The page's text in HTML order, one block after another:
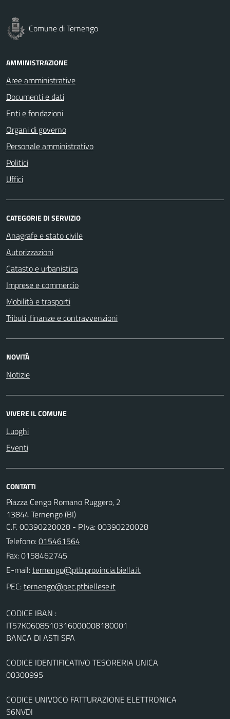
Comune di Ternengo
AMMINISTRAZIONE
Aree amministrative
Documenti e dati
Enti e fondazioni
Organi di governo
Personale amministrativo
Politici
Uffici
CATEGORIE DI SERVIZIO
Anagrafe e stato civile
Autorizzazioni
Catasto e urbanistica
Imprese e commercio
Mobilità e trasporti
Tributi, finanze e contravvenzioni
NOVITÀ
Notizie
VIVERE IL COMUNE
Luoghi
Eventi
CONTATTI
Piazza Cengo Romano Ruggero, 2
13844 Ternengo (BI)
C.F. 00390220028 - P.Iva: 00390220028
Telefono:015461564
Fax: 0158462745
E-mail:
PEC:
CODICE IBAN :
IT57K0608510316000008180001
BANCA DI ASTI SPA
CODICE IDENTIFICATIVO TESORERIA UNICA
00300995
CODICE UNIVOCO FATTURAZIONE ELETTRONICA
56NVDI